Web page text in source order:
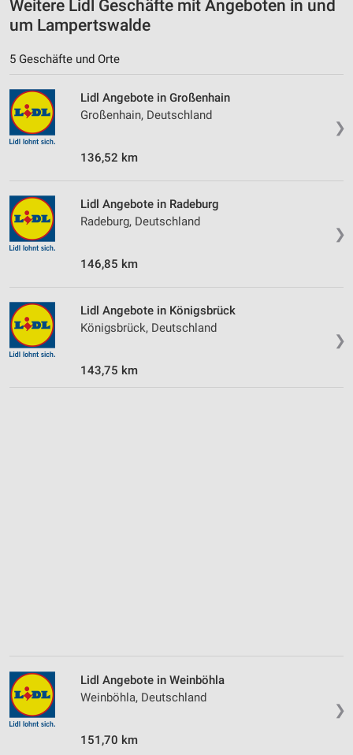
Weitere Lidl Geschäfte mit Angeboten in und
um Lampertswalde
5 Geschäfte und Orte
❯
Lidl Angebote in Großenhain
Großenhain, Deutschland
136,52 km
❯
Lidl Angebote in Radeburg
Radeburg, Deutschland
146,85 km
❯
Lidl Angebote in Königsbrück
Königsbrück, Deutschland
143,75 km
❯
Lidl Angebote in Weinböhla
Weinböhla, Deutschland
151,70 km
Informationen identifizieren
Nicht-IAB-Verarbeitungszwecke:
Notwendig
Performance
Funktional